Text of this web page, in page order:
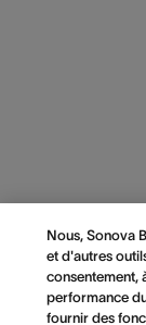
Nous, Sonova
et d'autres
consentement,
performance
fournir des